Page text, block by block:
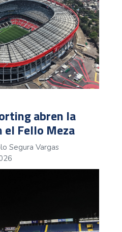
abren la
el Fello Meza
Segura Vargas